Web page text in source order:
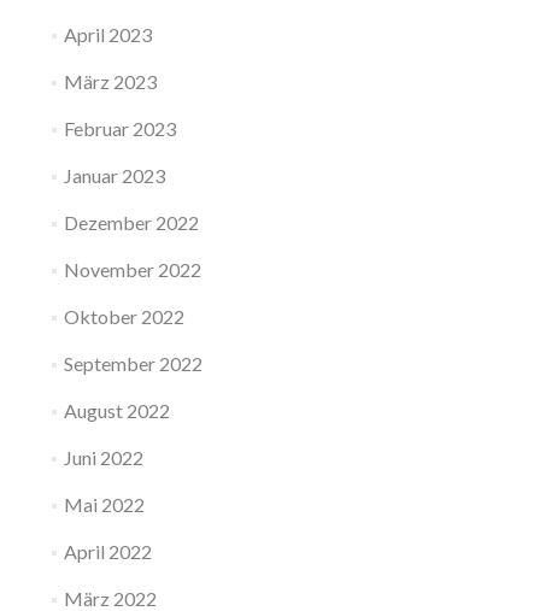
April 2023
März 2023
Februar 2023
Januar 2023
Dezember 2022
November 2022
Oktober 2022
September 2022
August 2022
Juni 2022
Mai 2022
April 2022
März 2022